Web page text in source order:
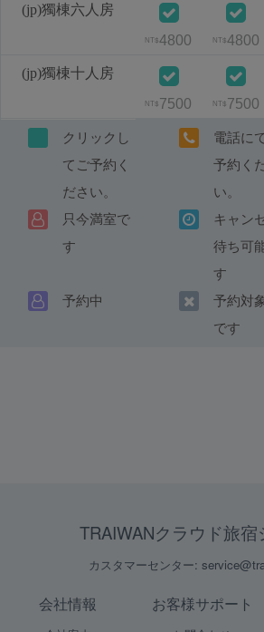
(jp)獨棟六人房
(jp)獨棟十人房
NT$4800 NT$4800
NT$ 7500 NT$ 7500
クリックし
てご予約く
ださい。
電話に
予約く
い。
只今満室で
す
キャン
待ち可
す
予約中
予約対
です
TRAIWANクラウド旅宿
カスタマーセンター:
会社情報 お客様サポート